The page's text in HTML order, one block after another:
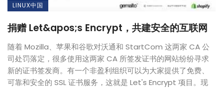
LINUX中国
捐赠 Let&apos;s Encrypt，共建安全的互联网
随着 Mozilla、苹果和谷歌对沃通和 StartCom 这两家 CA 公
司处罚落定，很多使用这两家 CA 所签发证书的网站纷纷寻求
新的证书签发商。有一个非盈利组织可以为大家提供了免费、
可靠和安全的 SSL 证书服务，这就是 Let's Encrypt 项目。现